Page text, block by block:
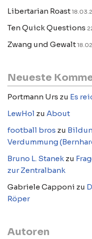
Libertarian Roast
Ten Quick Questions
Zwang und Gewalt
Neueste
Portmann Urs zu Es
LewHol zu About
football bros zu
Verdummung
Bruno L. Stanek zu
zur Zentralbank
Gabriele Capponi zu
Röper
Autoren